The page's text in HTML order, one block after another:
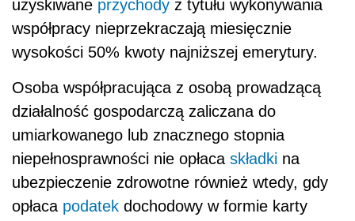
uzyskiwane przychody z tytułu wykonywania
współpracy nieprzekraczają miesięcznie
wysokości 50% kwoty najniższej emerytury.
Osoba współpracująca z osobą prowadzącą
działalność gospodarczą zaliczana do
umiarkowanego lub znacznego stopnia
niepełnosprawności nie opłaca składki na
ubezpieczenie zdrowotne również wtedy, gdy
opłaca podatek dochodowy w formie karty